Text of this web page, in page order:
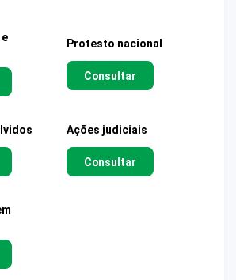
Protesto nacional
Consultar
Ações judiciais
Consultar